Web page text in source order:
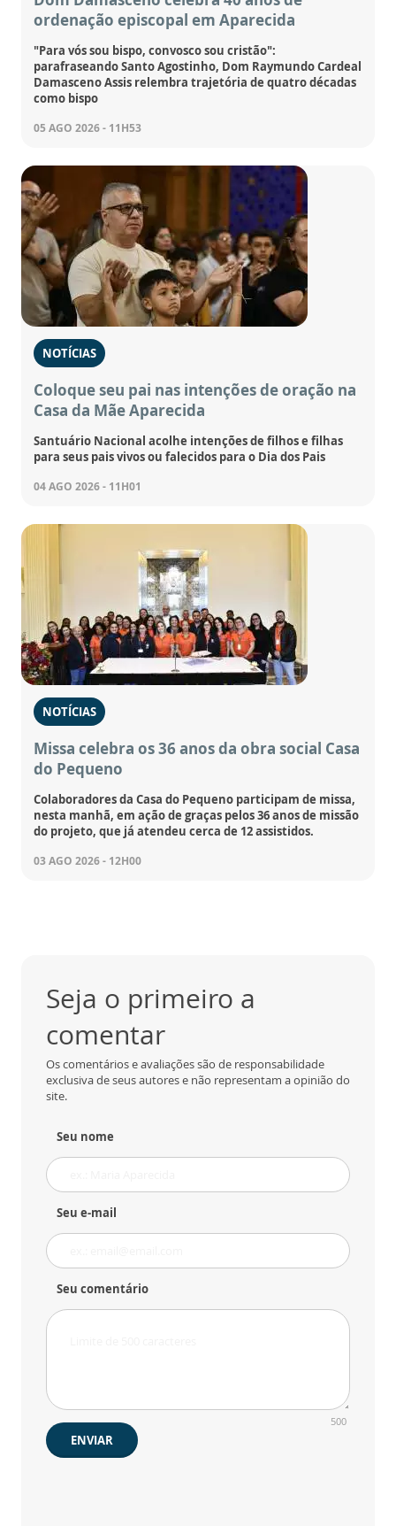
ordenação episcopal em Aparecida
"Para vós sou bispo, convosco sou cristão":
parafraseando Santo Agostinho, Dom Raymundo Cardeal
Damasceno Assis relembra trajetória de quatro décadas
como bispo
05 AGO 2026 - 11H53
NOTÍCIAS
Coloque seu pai nas intenções de oração na
Casa da Mãe Aparecida
Santuário Nacional acolhe intenções de filhos e filhas
para seus pais vivos ou falecidos para o Dia dos Pais
04 AGO 2026 - 11H01
NOTÍCIAS
Missa celebra os 36 anos da obra social Casa
do Pequeno
Colaboradores da Casa do Pequeno participam de missa,
nesta manhã, em ação de graças pelos 36 anos de missão
do projeto, que já atendeu cerca de 12 assistidos.
03 AGO 2026 - 12H00
Seja o primeiro a
comentar
Os comentários e avaliações são de responsabilidade
exclusiva de seus autores e não representam a opinião do
site.
Seu nome
Seu e-mail
Seu comentário
500
ENVIAR